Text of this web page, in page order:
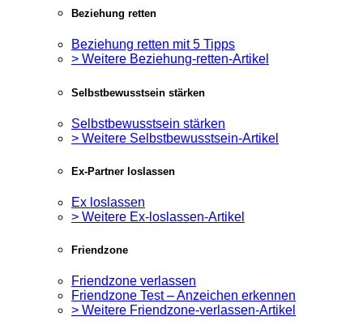
Beziehung retten
Beziehung retten mit 5 Tipps
> Weitere Beziehung-retten-Artikel
Selbstbewusstsein stärken
Selbstbewusstsein stärken
> Weitere Selbstbewusstsein-Artikel
Ex-Partner loslassen
Ex loslassen
> Weitere Ex-loslassen-Artikel
Friendzone
Friendzone verlassen
Friendzone Test – Anzeichen erkennen
> Weitere Friendzone-verlassen-Artikel